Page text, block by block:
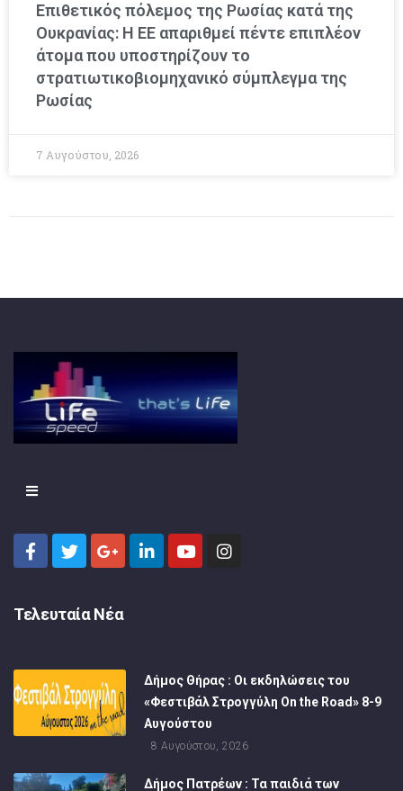
Επιθετικός πόλεμος της Ρωσίας κατά της
Ουκρανίας: Η ΕΕ απαριθμεί πέντε επιπλέον
άτομα που υποστηρίζουν το
στρατιωτικοβιομηχανικό σύμπλεγμα της
Ρωσίας
7 Αυγούστου, 2026
Τελευταία Νέα
Δήμος Θήρας : Οι εκδηλώσεις του
«Φεστιβάλ Στρογγύλη On the Road» 8-9
Αυγούστου
8 Αυγούστου, 2026
Δήμος Πατρέων : Τα παιδιά των